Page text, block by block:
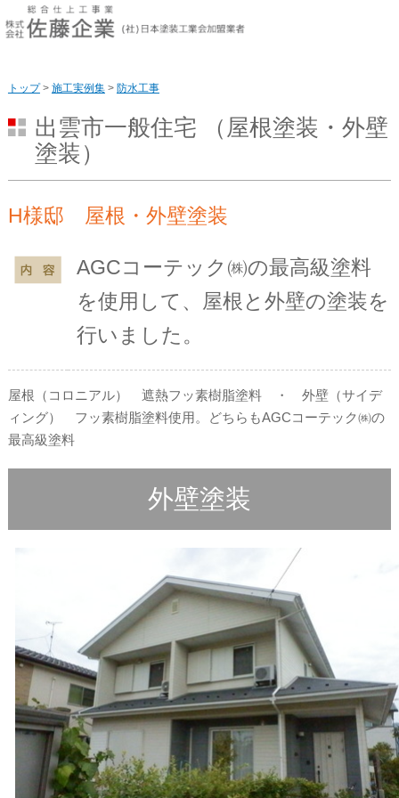
トップ> 施工実例集> 防水工事
出雲市一般住宅 （屋根塗装・外壁
塗装）
H様邸 屋根・外壁塗装
AGCコーテック㈱の最高級塗料
を使用して、屋根と外壁の塗装を
行いました。
屋根（コロニアル） 遮熱フッ素樹脂塗料 ・ 外壁（サイデ
ィング） フッ素樹脂塗料使用。どちらもAGCコーテック㈱の
最高級塗料
外壁塗装